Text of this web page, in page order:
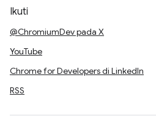
Ikuti
@ChromiumDev pada X
YouTube
Chrome for Developers di LinkedIn
RSS